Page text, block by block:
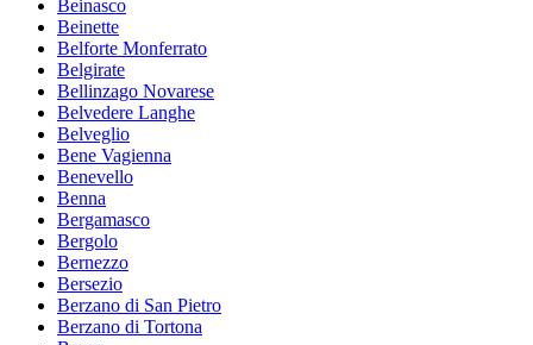
Beinasco
Beinette
Belforte Monferrato
Belgirate
Bellinzago Novarese
Belvedere Langhe
Belveglio
Bene Vagienna
Benevello
Benna
Bergamasco
Bergolo
Bernezzo
Bersezio
Berzano di San Pietro
Berzano di Tortona